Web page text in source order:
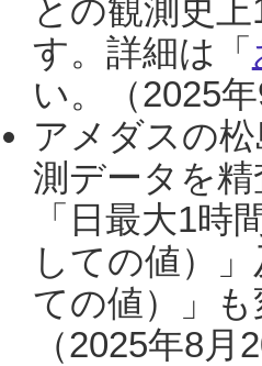
との観測史
す。詳細は「
い。（2025年
アメダスの
測データを
「日最大1
しての値）
ての値）」
（2025年8月